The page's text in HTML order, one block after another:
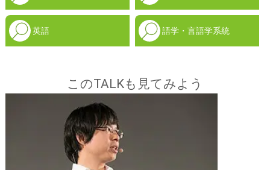
英語 語学・言語学系統
このTALKも見てみよう